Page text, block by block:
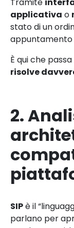
applicativa o
stato di un
appuntamento
È qui che
risolve
2.
SIPè il
parlano per